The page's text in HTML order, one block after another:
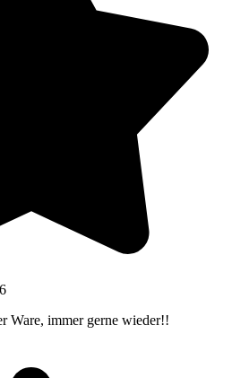
Ware, immer gerne wieder!!